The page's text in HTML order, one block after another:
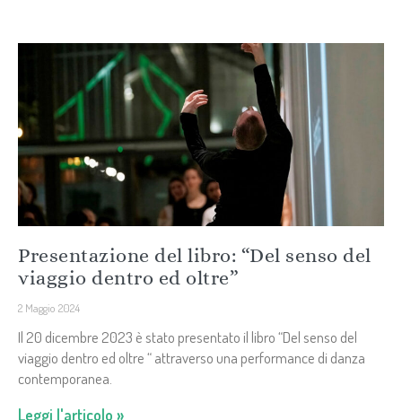
Presentazione del libro: “Del senso del
viaggio dentro ed oltre”
2 Maggio 2024
Il 20 dicembre 2023 è stato presentato il libro “Del senso del
viaggio dentro ed oltre “ attraverso una performance di danza
contemporanea.
Leggi l'articolo »